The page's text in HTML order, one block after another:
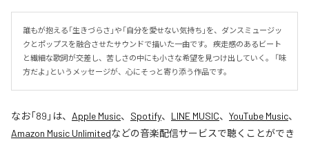
誰もが抱える「生きづらさ」や「自分を愛せない気持ち」を、ダンスミュージッ
クとポップスを融合させたサウンドで描いた一曲です。 疾走感のあるビート
と繊細な歌詞が交差し、苦しさの中にも小さな希望を見つけ出していく。 「味
方だよ」というメッセージが、心にそっと寄り添う作品です。
なお「89 」は、 Apple Music、 Spotify、 LINE MUSIC、 YouTube Music、
Amazon Music Unlimitedなどの音楽配信サービスで聴くことができ